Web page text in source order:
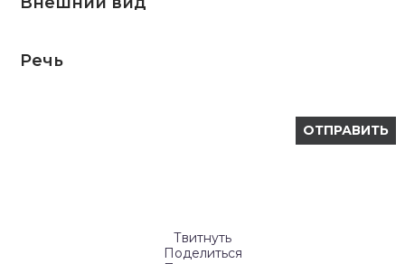
Речь
Твитнуть
Поделиться